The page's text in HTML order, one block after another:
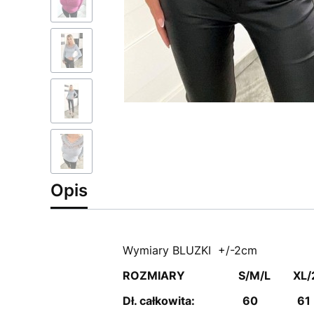
Opis
Wymiary BLUZKI +/-2cm
ROZMIARY S/M/L XL/
Dł. całkowita: 60 61